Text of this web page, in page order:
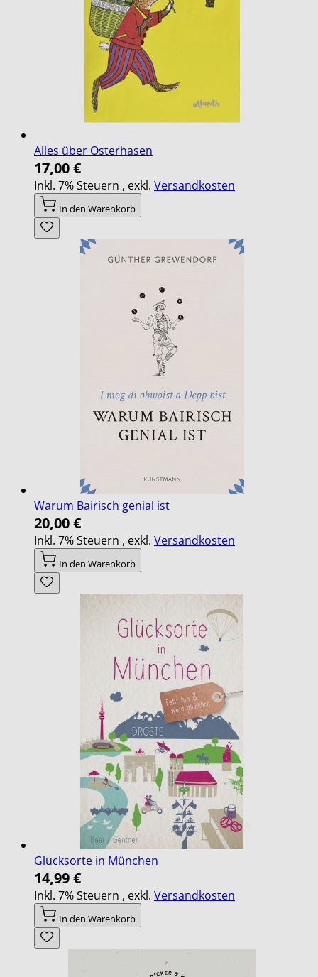
Alles über Osterhasen
17,00 €
Inkl. 7% Steuern , exkl. Versandkosten
In den Warenkorb
Warum Bairisch genial ist
20,00 €
Inkl. 7% Steuern , exkl. Versandkosten
In den Warenkorb
Glücksorte in München
14,99 €
Inkl. 7% Steuern , exkl. Versandkosten
In den Warenkorb